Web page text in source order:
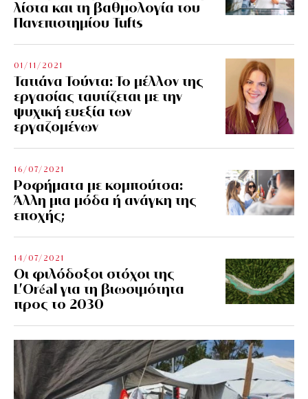
λίστα και τη βαθμολογία του
Πανεπιστημίου Tufts
01/11/2021
Τατιάνα Τούντα: Το μέλλον της
εργασίας ταυτίζεται με την
ψυχική ευεξία των
εργαζομένων
16/07/2021
Ροφήματα με κομπούτσα:
Άλλη μια μόδα ή ανάγκη της
εποχής;
14/07/2021
Οι φιλόδοξοι στόχοι της
L’Oréal για τη βιωσιμότητα
προς το 2030